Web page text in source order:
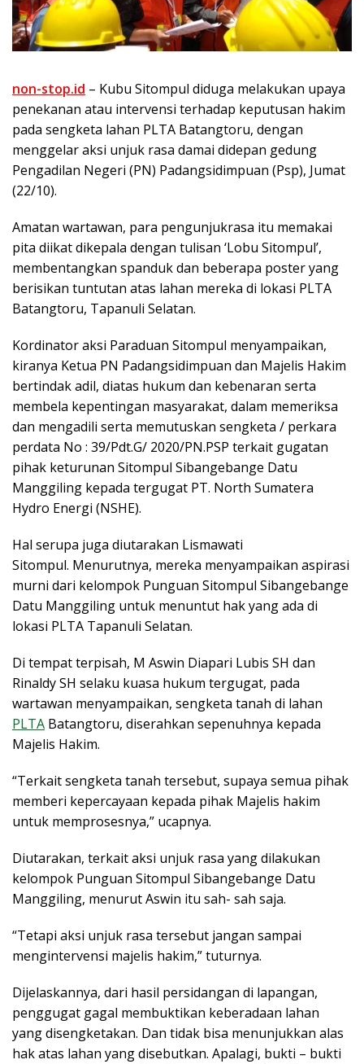
non-stop.id – Kubu Sitompul diduga melakukan upaya
penekanan atau intervensi terhadap keputusan hakim
pada sengketa lahan PLTA Batangtoru, dengan
menggelar aksi unjuk rasa damai didepan gedung
Pengadilan Negeri (PN) Padangsidimpuan (Psp), Jumat
(22/10).
Amatan wartawan, para pengunjukrasa itu memakai
pita diikat dikepala dengan tulisan ‘Lobu Sitompul’,
membentangkan spanduk dan beberapa poster yang
berisikan tuntutan atas lahan mereka di lokasi PLTA
Batangtoru, Tapanuli Selatan.
Kordinator aksi Paraduan Sitompul menyampaikan,
kiranya Ketua PN Padangsidimpuan dan Majelis Hakim
bertindak adil, diatas hukum dan kebenaran serta
membela kepentingan masyarakat, dalam memeriksa
dan mengadili serta memutuskan sengketa / perkara
perdata No : 39/Pdt.G/ 2020/PN.PSP terkait gugatan
pihak keturunan Sitompul Sibangebange Datu
Manggiling kepada tergugat PT. North Sumatera
Hydro Energi (NSHE).
Hal serupa juga diutarakan Lismawati
Sitompul. Menurutnya, mereka menyampaikan aspirasi
murni dari kelompok Punguan Sitompul Sibangebange
Datu Manggiling untuk menuntut hak yang ada di
lokasi PLTA Tapanuli Selatan.
Di tempat terpisah, M Aswin Diapari Lubis SH dan
Rinaldy SH selaku kuasa hukum tergugat, pada
wartawan menyampaikan, sengketa tanah di lahan
PLTA Batangtoru, diserahkan sepenuhnya kepada
Majelis Hakim.
“Terkait sengketa tanah tersebut, supaya semua pihak
memberi kepercayaan kepada pihak Majelis hakim
untuk memprosesnya,” ucapnya.
Diutarakan, terkait aksi unjuk rasa yang dilakukan
kelompok Punguan Sitompul Sibangebange Datu
Manggiling, menurut Aswin itu sah- sah saja.
“Tetapi aksi unjuk rasa tersebut jangan sampai
mengintervensi majelis hakim,” tuturnya.
Dijelaskannya, dari hasil persidangan di lapangan,
penggugat gagal membuktikan keberadaan lahan
yang disengketakan. Dan tidak bisa menunjukkan alas
hak atas lahan yang disebutkan. Apalagi, bukti – bukti